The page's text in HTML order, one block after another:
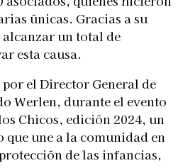
únicas. Gracias a su
un total de
esta causa.
el Director General de
Werlen, durante el evento
Chicos, edición 2024, un
une a la comunidad en
de las infancias,